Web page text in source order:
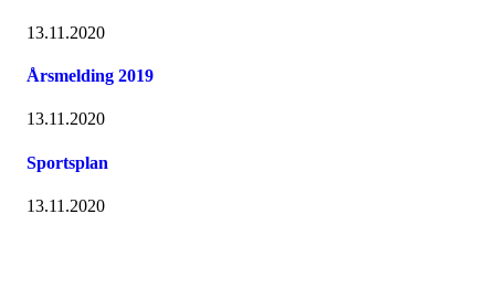
13.11.2020
Årsmelding 2019
13.11.2020
Sportsplan
13.11.2020